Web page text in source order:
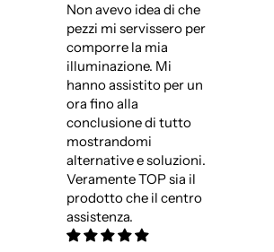
Non avevo idea di che
pezzi mi servissero per
comporre la mia
illuminazione. Mi
hanno assistito per un
ora fino alla
conclusione di tutto
mostrandomi
alternative e soluzioni.
Veramente TOP sia il
prodotto che il centro
assistenza.